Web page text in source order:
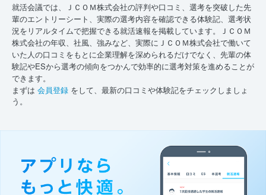
就活会議では、ＪＣＯＭ株式会社の評判や口コミ、選考を突破した先
輩のエントリーシート、実際の選考内容を確認できる体験記、選考状
況をリアルタイムで把握できる就活速報を掲載しています。ＪＣＯＭ
株式会社の年収、社風、強みなど、実際にＪＣＯＭ株式会社で働いて
いた人の口コミをもとに企業理解を深められるだけでなく、先輩の体
験記やESから選考の傾向をつかんで効率的に選考対策を進めることが
できます。
まずは 会員登録 をして、最新の口コミや体験記をチェックしましょ
う。